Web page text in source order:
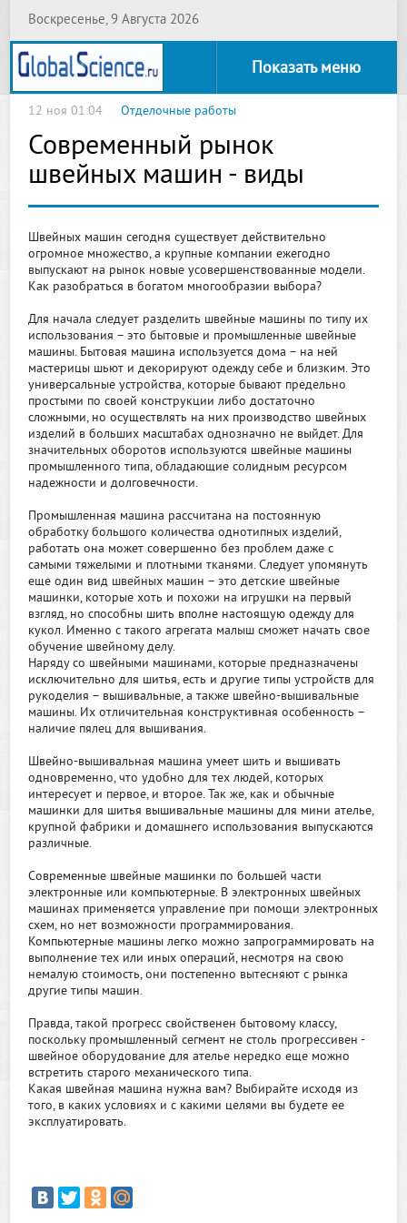
Воскресенье, 9 Августа 2026
Показать меню
12 ноя 01:04 Отделочные работы
Современный рынок
швейных машин - виды
Швейных машин сегодня существует действительно
огромное множество, а крупные компании ежегодно
выпускают на рынок новые усовершенствованные модели.
Как разобраться в богатом многообразии выбора?
Для начала следует разделить швейные машины по типу их
использования – это бытовые и промышленные швейные
машины. Бытовая машина используется дома – на ней
мастерицы шьют и декорируют одежду себе и близким. Это
универсальные устройства, которые бывают предельно
простыми по своей конструкции либо достаточно
сложными, но осуществлять на них производство швейных
изделий в больших масштабах однозначно не выйдет. Для
значительных оборотов используются швейные машины
промышленного типа, обладающие солидным ресурсом
надежности и долговечности.
Промышленная машина рассчитана на постоянную
обработку большого количества однотипных изделий,
работать она может совершенно без проблем даже с
самыми тяжелыми и плотными тканями. Следует упомянуть
еще один вид швейных машин – это детские швейные
машинки, которые хоть и похожи на игрушки на первый
взгляд, но способны шить вполне настоящую одежду для
кукол. Именно с такого агрегата малыш сможет начать свое
обучение швейному делу.
Наряду со швейными машинами, которые предназначены
исключительно для шитья, есть и другие типы устройств для
рукоделия – вышивальные, а также швейно-вышивальные
машины. Их отличительная конструктивная особенность –
наличие пялец для вышивания.
Швейно-вышивальная машина умеет шить и вышивать
одновременно, что удобно для тех людей, которых
интересует и первое, и второе. Так же, как и обычные
машинки для шитья вышивальные машины для мини ателье,
крупной фабрики и домашнего использования выпускаются
различные.
Современные швейные машинки по большей части
электронные или компьютерные. В электронных швейных
машинах применяется управление при помощи электронных
схем, но нет возможности программирования.
Компьютерные машины легко можно запрограммировать на
выполнение тех или иных операций, несмотря на свою
немалую стоимость, они постепенно вытесняют с рынка
другие типы машин.
Правда, такой прогресс свойственен бытовому классу,
поскольку промышленный сегмент не столь прогрессивен -
швейное оборудование для ателье нередко еще можно
встретить старого механического типа.
Какая швейная машина нужна вам? Выбирайте исходя из
того, в каких условиях и с какими целями вы будете ее
эксплуатировать.